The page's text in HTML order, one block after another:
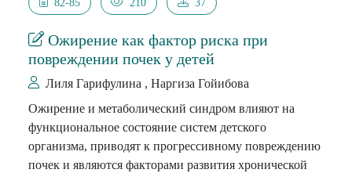
82-85 210 37
Ожирение как фактор риска при
повреждении почек у детей
Лиля Гарифулина , Наргиза Гойибова
Ожирение и метаболический синдром влияют на
функциональное состояние систем детского
организма, приводят к прогрессивному повреждению
почек и являются факторами развития хронической